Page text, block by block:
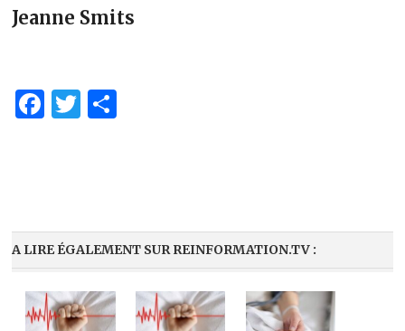
Jeanne Smits
Facebook
Twitter
A LIRE ÉGALEMENT SUR REINFORMATION.TV :